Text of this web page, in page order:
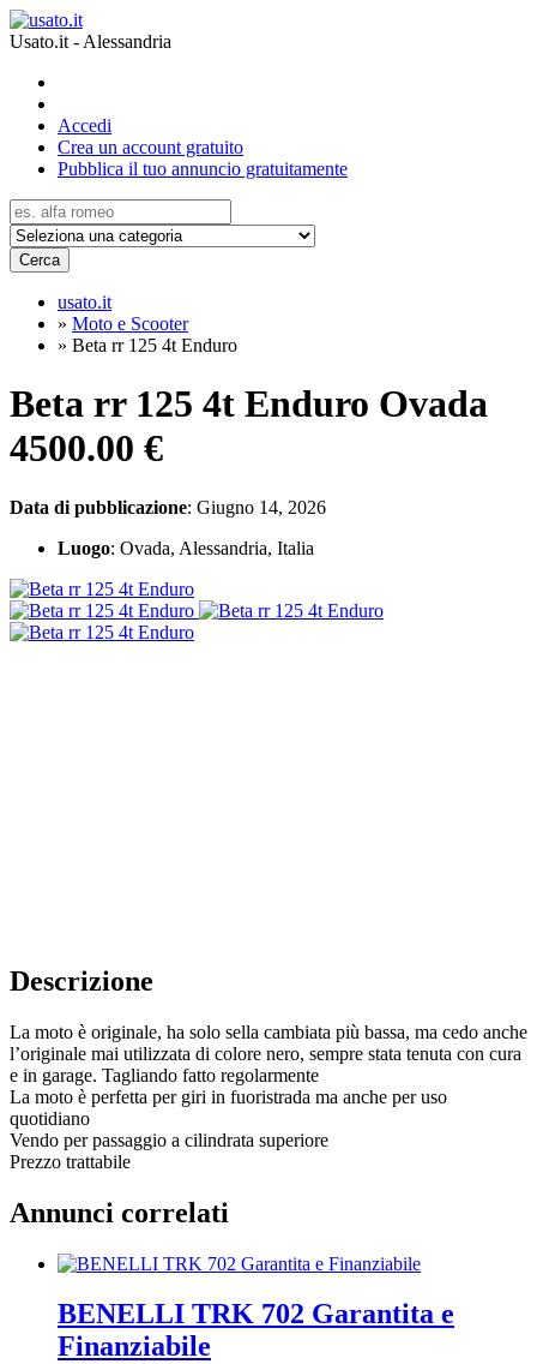
Usato.it - Alessandria
Accedi
Crea un account gratuito
Pubblica il tuo annuncio gratuitamente
Cerca
usato.it
» Moto e Scooter
» Beta rr 125 4t Enduro
Beta rr 125 4t Enduro Ovada
4500.00 €
Data di pubblicazione: Giugno 14, 2026
Luogo: Ovada, Alessandria, Italia
Descrizione
La moto è originale, ha solo sella cambiata più bassa, ma cedo anche
l’originale mai utilizzata di colore nero, sempre stata tenuta con cura
e in garage. Tagliando fatto regolarmente
La moto è perfetta per giri in fuoristrada ma anche per uso
quotidiano
Vendo per passaggio a cilindrata superiore
Prezzo trattabile
Annunci correlati
BENELLI TRK 702 Garantita e
Finanziabile